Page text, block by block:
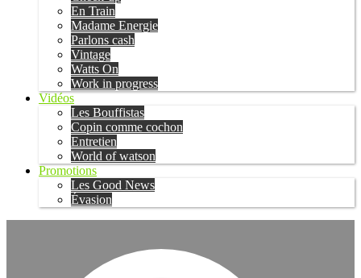
En Train
Madame Energie
Parlons cash
Vintage
Watts On
Work in progress
Vidéos
Les Bouffistas
Copin comme cochon
Entretien
World of watson
Promotions
Les Good News
Évasion